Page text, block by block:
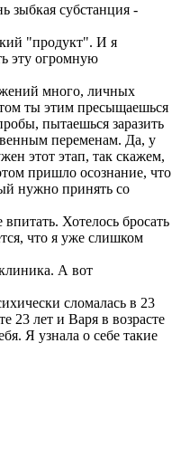
зыбкая субстанция -
"продукт". И я
эту огромную
много, личных
ты этим пресыщаешься
пытаешься заразить
переменам. Да, у
этот этап, так скажем,
пришло осознание, что
нужно принять со
Хотелось бросать
что я уже слишком
А вот
сломалась в 23
23 лет и Варя в возрасте
Я узнала о себе такие